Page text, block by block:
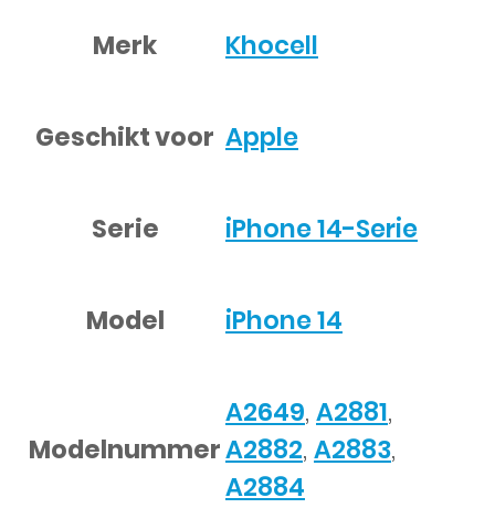
Merk Khocell
Geschikt voor Apple
Serie iPhone 14-Serie
Model iPhone 14
Modelnummer
A2649, A2881,
A2882, A2883,
A2884